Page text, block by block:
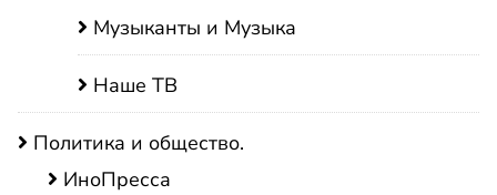
Музыканты и Музыка
Наше ТВ
Политика и общество.
ИноПресса